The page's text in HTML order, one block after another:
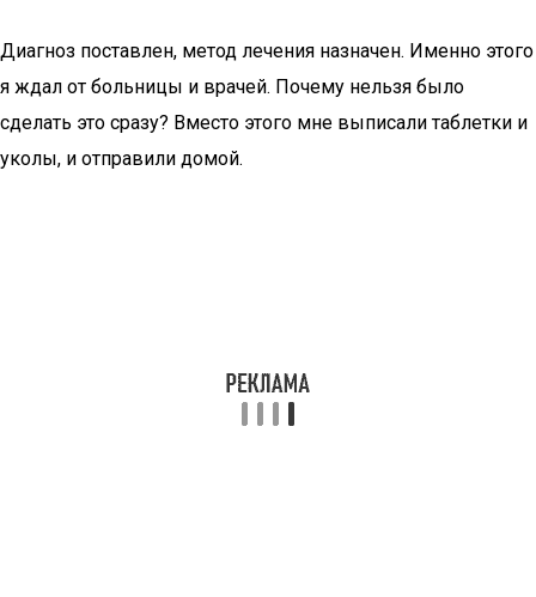
Диагноз поставлен, метод лечения назначен. Именно этого
я ждал от больницы и врачей. Почему нельзя было
сделать это сразу? Вместо этого мне выписали таблетки и
уколы, и отправили домой.